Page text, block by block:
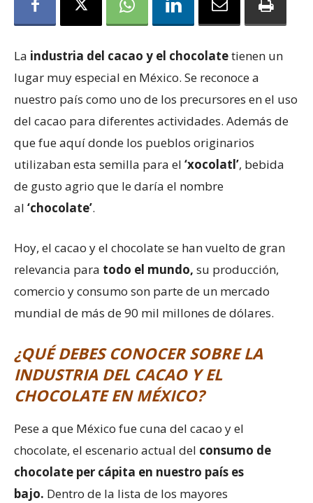
La industria del cacao y el chocolatetienen un
lugar muy especial en México. Se reconoce a
nuestro país como uno de los precursores en el uso
del cacao para diferentes actividades. Además de
que fue aquí donde los pueblos originarios
utilizaban esta semilla para el ‘xocolatl’, bebida
de gusto agrio que le daría el nombre
al ‘chocolate’.
Hoy, el cacao y el chocolate se han vuelto de gran
relevancia para todo el mundo, su producción,
comercio y consumo son parte de un mercado
mundial de más de 90 mil millones de dólares.
¿QUÉ DEBES CONOCER SOBRE LA
INDUSTRIA DEL CACAO Y EL
CHOCOLATE EN MÉXICO?
Pese a que México fue cuna del cacao y el
chocolate, el escenario actual del consumo de
chocolate per cápita en nuestro país es
bajo. Dentro de la lista de los mayores